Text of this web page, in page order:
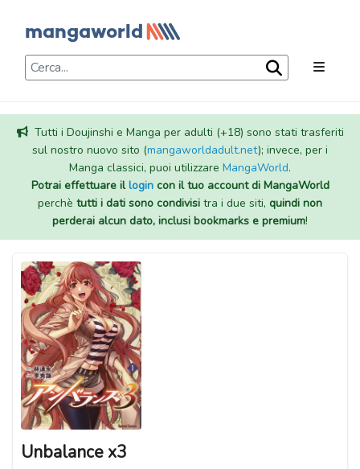
Tutti i Doujinshi e Manga per adulti (+18) sono stati trasferiti
sul nostro nuovo sito (mangaworldadult.net); invece, per i
Manga classici, puoi utilizzare MangaWorld.
Potrai effettuare illogincon il tuo account di MangaWorld
perchè tutti i dati sono condivisi tra i due siti, quindi non
perderai alcun dato, inclusi bookmarks e premium!
Unbalance x3